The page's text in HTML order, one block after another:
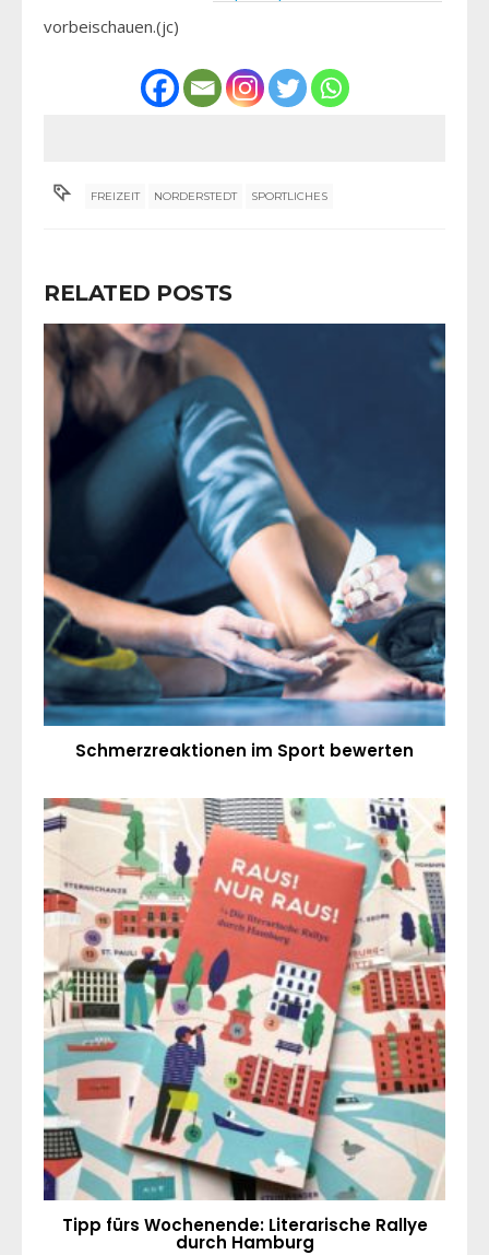
vorbeischauen.(jc)
FREIZEIT NORDERSTEDT SPORTLICHES
RELATED POSTS
Schmerzreaktionen im Sport bewerten
Tipp fürs Wochenende: Literarische Rallye
durch Hamburg